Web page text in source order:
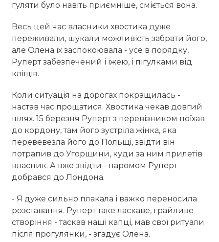
гуляти було навіть приємніше, сміється вона.
Весь цей час власники хвостика дуже
переживали, шукали можливість забрати його,
але Олена їх заспокоювала - усе в порядку,
Руперт забезпечений і їжею, і пігулками від
кліщів.
Коли ситуація на дорогах покращилась -
настав час прощатися. Хвостика чекав довгий
шлях. 15 березня Руперт з перевізником поїхав
до кордону, там його зустріла жінка, яка
перевевезла його до Польщі, звідти він
потрапив до Угорщини, куди за ним прилетів
власник. А вже звідти - паромом Руперт
добрався до Лондона.
- Я дуже сильно плакала і важко переносила
розставання. Руперт таке ласкаве, грайливе
створіння - таскав наші капці, мав свої ритуали
після прогулянки, - згадує Олена.